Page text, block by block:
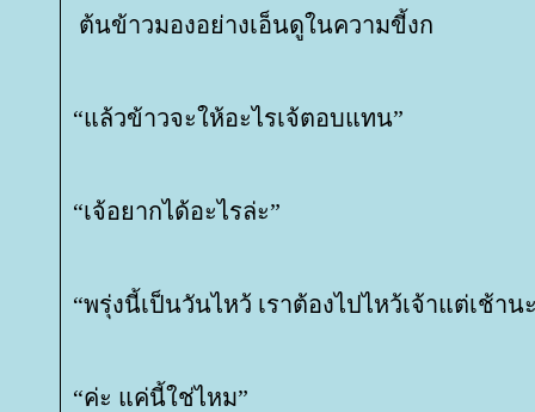
ต้นข้าวมองอย่างเอ็นดูในความขี้งก
“แล้วข้าวจะให้อะไรเจ้ตอบแทน”
“เจ้อยากได้อะไรล่ะ”
“พรุ่งนี้เป็นวันไหว้ เราต้องไปไหว้เจ้าแต่เช้าน
“ค่ะ แค่นี้ใช่ไหม”